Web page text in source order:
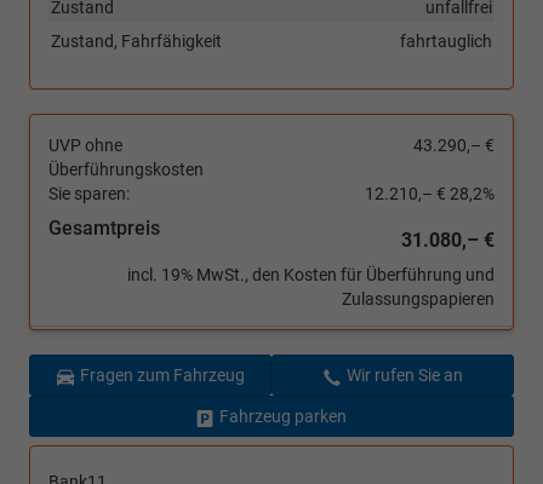
unfallfrei
Zustand
fahrtauglich
Zustand, Fahrfähigkeit
UVP ohne
Überführungskosten
43.290,– €
Sie sparen: 12.210,– € 28,2%
Gesamtpreis
31.080,– €
incl. 19% MwSt., den Kosten für Überführung und
Zulassungspapieren
Fragen zum Fahrzeug Wir rufen Sie an
Fahrzeug parken